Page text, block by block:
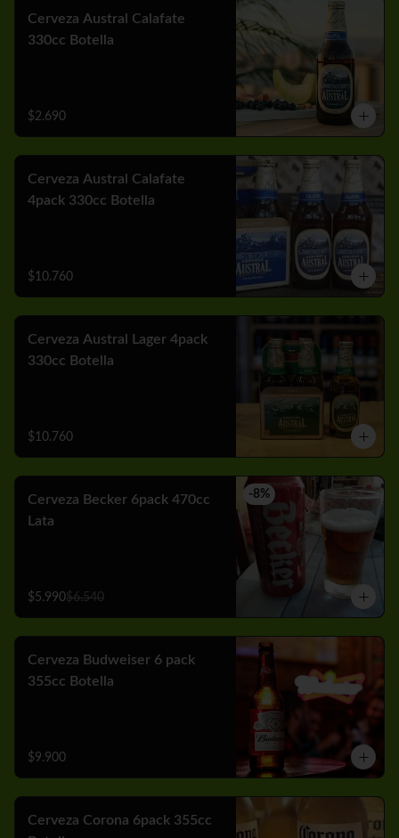
Cerveza Austral Calafate
330cc Botella
$2.690
Cerveza Austral Calafate
4pack 330cc Botella
$10.760
Cerveza Austral Lager 4pack
330cc Botella
$10.760
-8%
Cerveza Becker 6pack 470cc
Lata
$5.990$6.540
Cerveza Budweiser 6 pack
355cc Botella
$9.900
Cerveza Corona 6pack 355cc